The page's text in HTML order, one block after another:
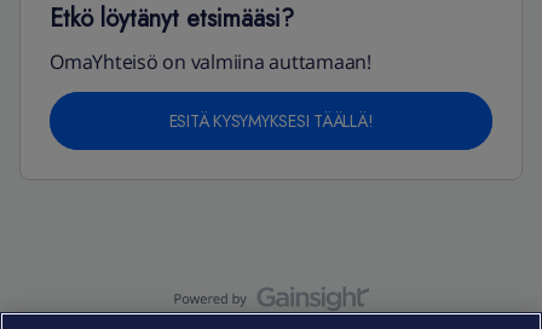
Etkö löytänyt etsimääsi?
OmaYhteisö on valmiina auttamaan!
ESITÄ KYSYMYKSESI TÄÄLLÄ!